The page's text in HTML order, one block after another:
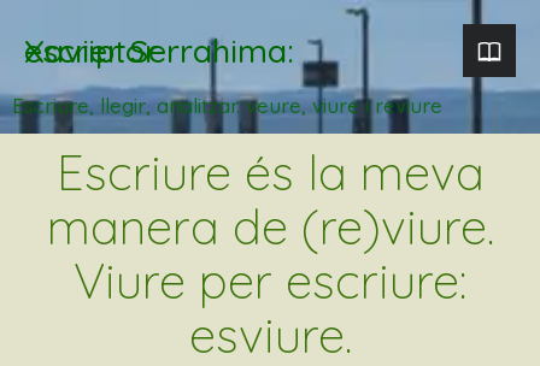
Xavier Serrahima: escriptor
Escriure, llegir, analitzar. veure, viure i reviure
Escriure és la meva
manera de (re)viure.
Viure per escriure:
esviure.